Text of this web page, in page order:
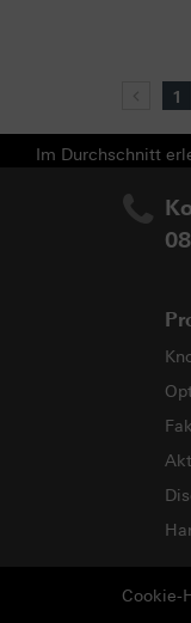
1
Im Durchschnitt
Cookie-